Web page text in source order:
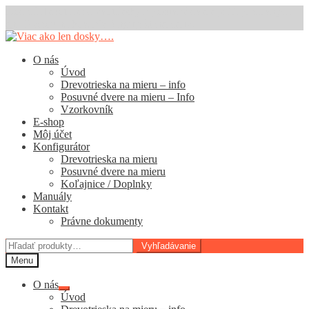
Preskočiť
navigáciu
Preskočiť
obsah
O nás
Úvod
Drevotrieska na mieru – info
Posuvné dvere na mieru – Info
Vzorkovník
E-shop
Môj účet
Konfigurátor
Drevotrieska na mieru
Posuvné dvere na mieru
Koľajnice / Doplnky
Manuály
Kontakt
Právne dokumenty
Hľadať:
Vyhľadávanie
Menu
O nás
Rozbaliť
podradené
Úvod